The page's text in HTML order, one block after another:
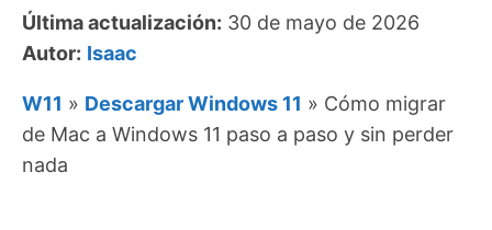
Última actualización: 30 de mayo de 2026
Autor: Isaac
W11 » Descargar Windows 11 » Cómo migrar
de Mac a Windows 11 paso a paso y sin perder
nada